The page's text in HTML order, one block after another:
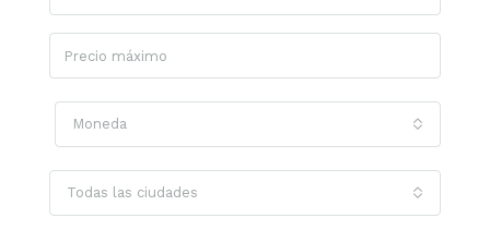
Moneda
Todas las ciudades